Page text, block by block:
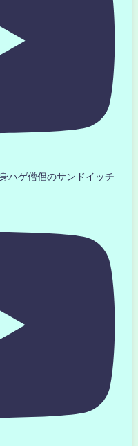
ハゲ僧侶のサンドイッチ